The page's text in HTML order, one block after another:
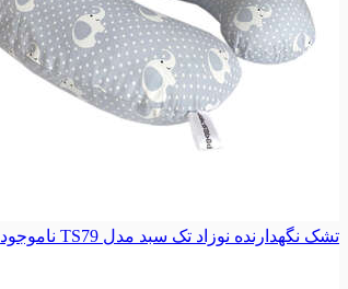
تجهیزات ورزشی تجهیزات ورزشی
شگفت انگیزها
تشک نگهدارنده نوزاد تک سبد مدل TS79 ناموجود